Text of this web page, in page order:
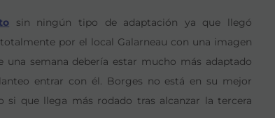
sin ningún tipo de adaptación ya que llegó
por el local Galarneau con una imagen
semana debería estar mucho más adaptado
entrar con él. Borges no está en su mejor
que llega más rodado tras alcanzar la tercera